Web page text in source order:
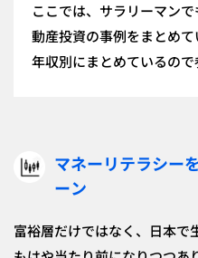
ここでは、サラリーマン
動産投資の事例をまとめ
年収別にまとめているので
マネーリテラシー
ーン
富裕層だけではなく、日本で